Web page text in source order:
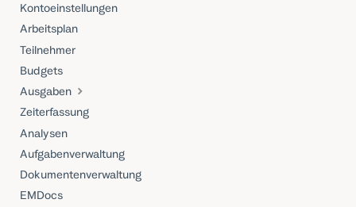
Kontoeinstellungen
Arbeitsplan
Teilnehmer
Budgets
Ausgaben
Zeiterfassung
Analysen
Aufgabenverwaltung
Dokumentenverwaltung
EMDocs